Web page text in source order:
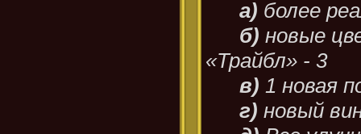
а) более
б) новые
«Трайбл» - 3
в) 1 новая
г) новый